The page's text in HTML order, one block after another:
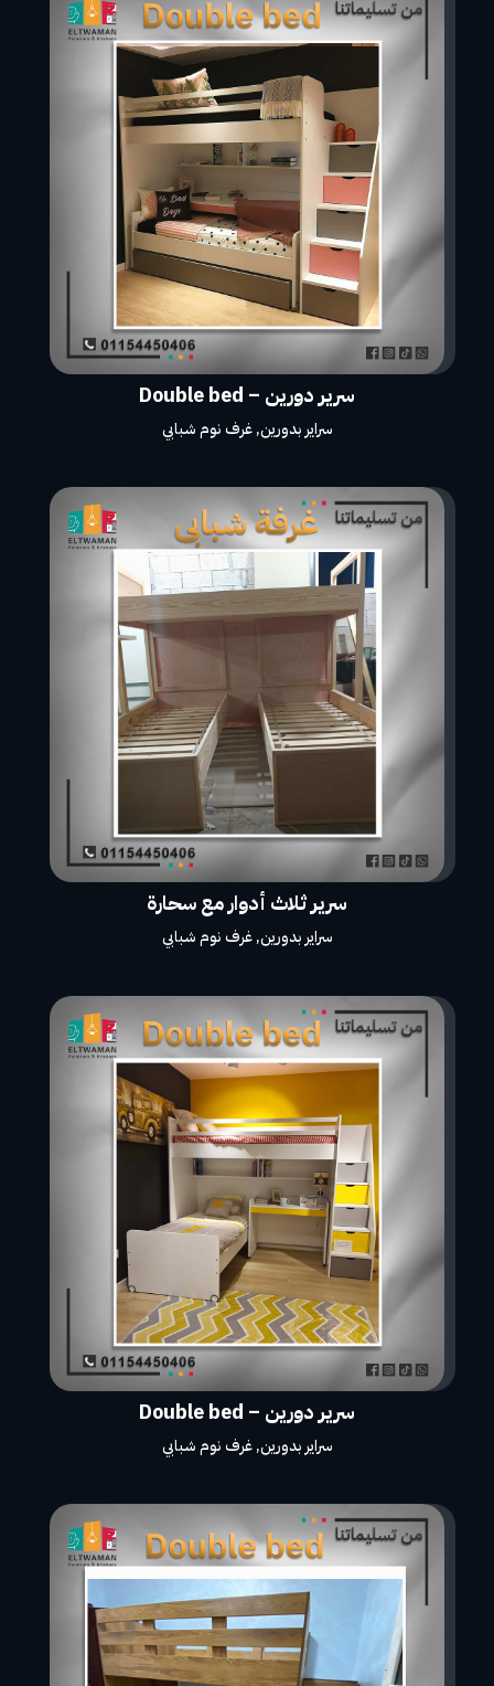
سرير دورين – Double bed
سراير بدورين,غرف نوم شبابي
سرير ثلاث أدوار مع سحارة
سراير بدورين,غرف نوم شبابي
سرير دورين – Double bed
سراير بدورين,غرف نوم شبابي